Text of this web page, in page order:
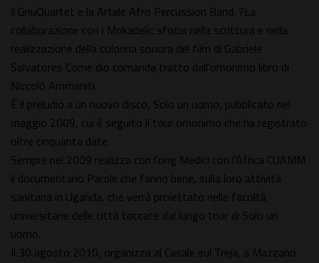
il GnuQuartet e la Artale Afro Percussion Band. ?La
collaborazione con i Mokadelic sfocia nella scrittura e nella
realizzazione della colonna sonora del film di Gabriele
Salvatores Come dio comanda tratto dall’omonimo libro di
Niccolò Ammaniti.
È il preludio a un nuovo disco, Solo un uomo, pubblicato nel
maggio 2009, cui è seguito il tour omonimo che ha registrato
oltre cinquanta date.
Sempre nel 2009 realizza con l’ong Medici con l’Africa CUAMM
il documentario Parole che fanno bene, sulla loro attività
sanitaria in Uganda, che verrà proiettato nelle facoltà
universitarie delle città toccate dal lungo tour di Solo un
uomo.
Il 30 agosto 2010, organizza al Casale sul Treja, a Mazzano